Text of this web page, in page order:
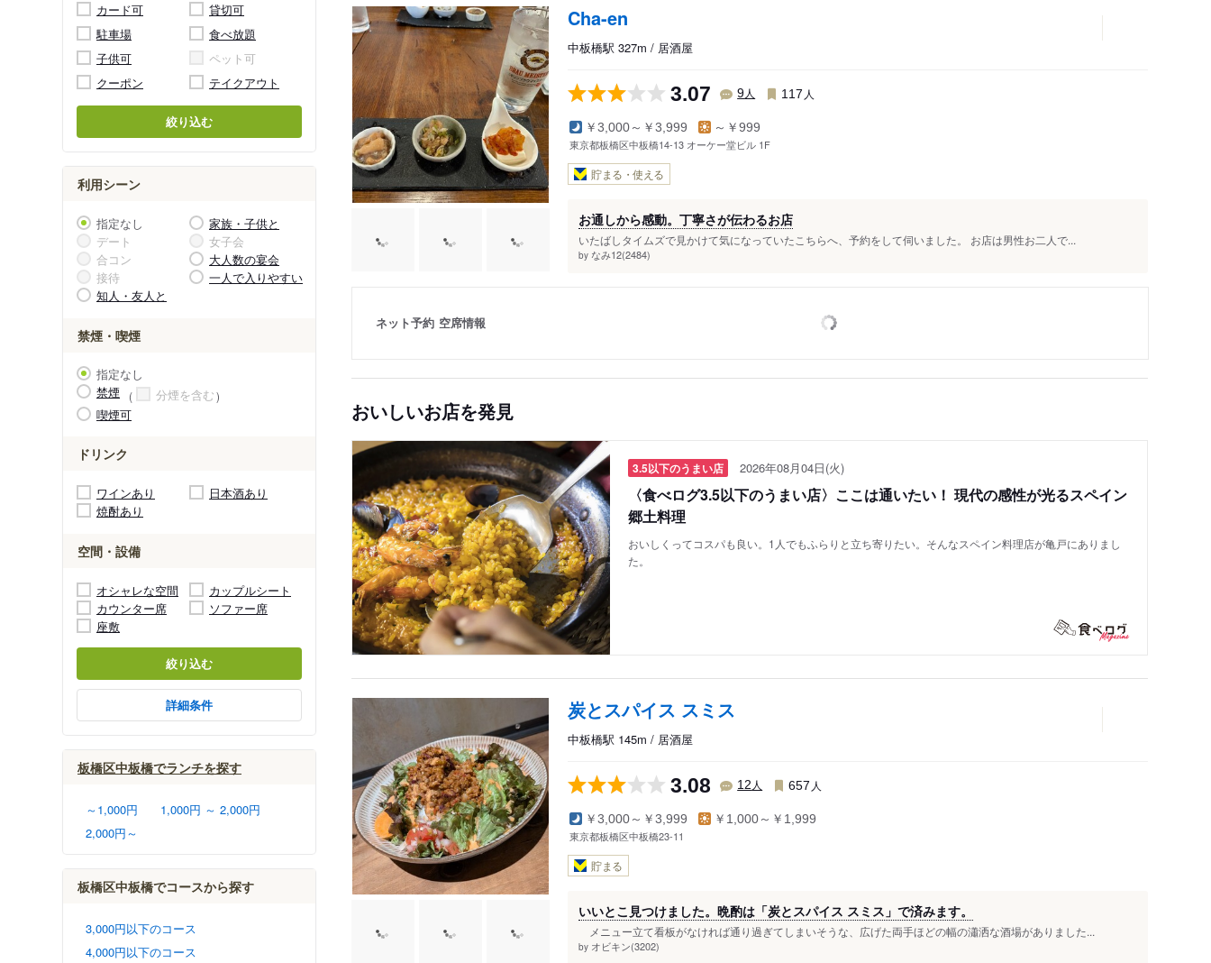
カード可
貸切可
駐車場
食べ放題
子供可
ペット可
クーポン
テイクアウト
絞り込む
利用シーン
指定なし
家族・子供と
デート
女子会
合コン
大人数の宴会
接待
一人で入りやすい
知人・友人と
禁煙・喫煙
指定なし
禁煙
分煙を含む
喫煙可
ドリンク
ワインあり
日本酒あり
焼酎あり
空間・設備
オシャレな空間
カップルシート
カウンター席
ソファー席
座敷
絞り込む
詳細条件
板橋区中板橋でランチを探す
～1,000円
1,000円 ～ 2,000円
2,000円～
板橋区中板橋でコースから探す
3,000円以下のコース
4,000円以下のコース
Cha-en
中板橋駅 327m / 居酒屋
3.07 9人 117 人
￥3,000～￥3,999
～￥999
東京都板橋区中板橋14-13 オーケー堂ビル 1F
貯まる・使える
お通しから感動。丁寧さが伝わるお店
いたばしタイムズで見かけて気になっていたこちらへ、予約をして伺いました。 お店は男性お二人で...
by なみ12(2484)
ネット予約 空席情報
おいしいお店を発見
3.5以下のうまい店 2026年08月04日(火)
〈食べログ3.5以下のうまい店〉ここは通いたい！ 現代の感性が光るスペイン
郷土料理
おいしくってコスパも良い。1人でもふらりと立ち寄りたい。そんなスペイン料理店が亀戸にありまし
た。
炭とスパイス スミス
中板橋駅 145m / 居酒屋
3.08 12 人 657 人
￥3,000～￥3,999
￥1,000～￥1,999
東京都板橋区中板橋23-11
貯まる
いいとこ見つけました。晩酌は「炭とスパイス スミス」で済みます。
メニュー立て看板がなければ通り過ぎてしまいそうな、広げた両手ほどの幅の瀟洒な酒場がありました...
by オビキン(3202)